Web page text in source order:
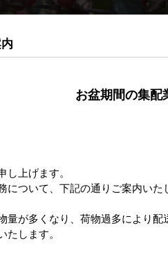
お盆期間の集配
し上げます。
ついて、下記の通りご案内いた
が多くなり、荷物過多により配
たします。